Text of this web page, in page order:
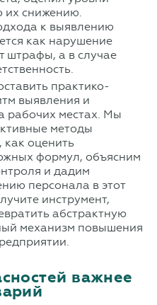
их снижению.
к выявлению
как нарушение
штрафы, а в случае
практико-
выявления и
рабочих местах. Мы
методы
оценить
формул, объясним
и дадим
персонала в этот
инструмент,
абстрактную
механизм повышения
важнее